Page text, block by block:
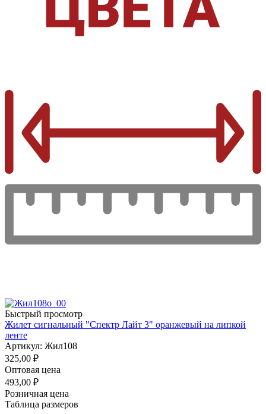
Быстрый просмотр
Жилет сигнальный "Спектр Лайт 3" оранжевый на липкой
ленте
Артикул: Жил108
325,00 ₽
Оптовая цена
493,00 ₽
Розничная цена
Таблица размеров